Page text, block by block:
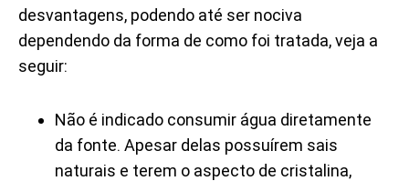
desvantagens, podendo até ser nociva
dependendo da forma de como foi tratada, veja a
seguir:
Não é indicado consumir água diretamente
da fonte. Apesar delas possuírem sais
naturais e terem o aspecto de cristalina,